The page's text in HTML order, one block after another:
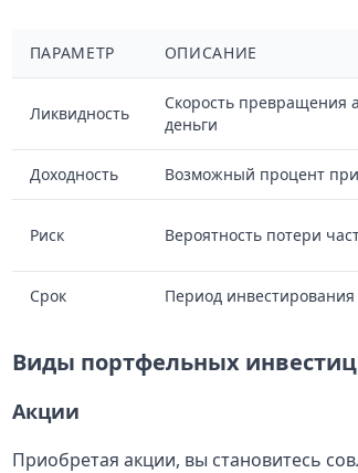
ПАРАМЕТР ОПИСАНИЕ
Ликвидность
Скорость превращения
деньги
Доходность Возможный процент
Риск Вероятность потери
Срок Период инвестирования
Виды портфельных
Акции
Приобретая акции, вы становитесь